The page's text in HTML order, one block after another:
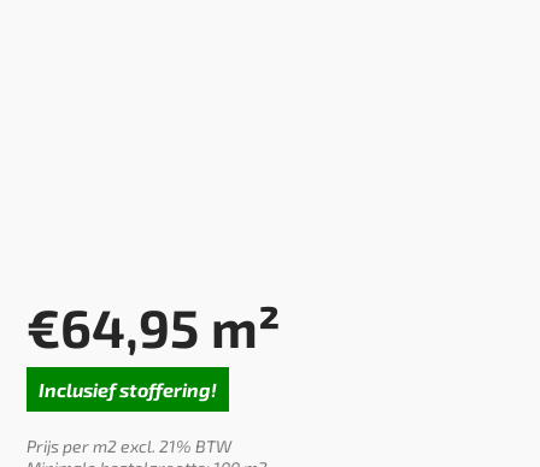
€64,95 m²
Inclusief stoffering!
Prijs per m2 excl. 21% BTW